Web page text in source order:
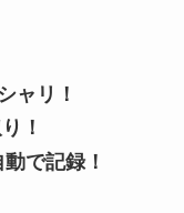
ャリ！
！
で記録！